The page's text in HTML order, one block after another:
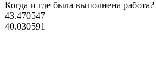
Когда и где была выполнена работа?
43.470547
40.030591